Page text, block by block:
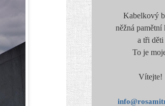
Kabelkový
něžná pamětní
a tři děti
To je
Vítejte!